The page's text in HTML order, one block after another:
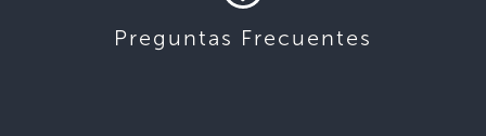
Preguntas Frecuentes